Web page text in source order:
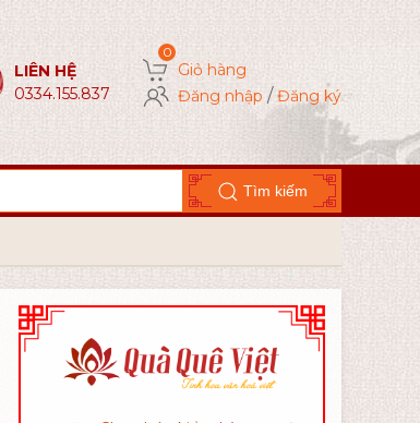
LIÊN HỆ
0334.155.837
Giỏ hàng
Đăng nhập / Đăng ký
Tìm kiếm